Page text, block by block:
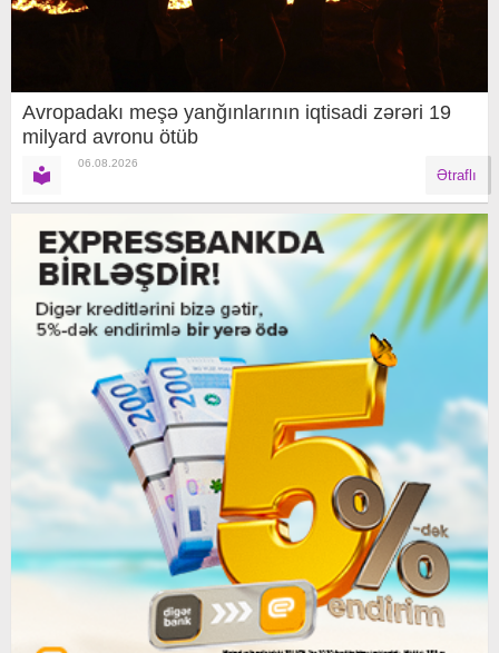
Avropadakı meşə yanğınlarının iqtisadi zərəri 19
milyard avronu ötüb
06.08.2026
Ətraflı